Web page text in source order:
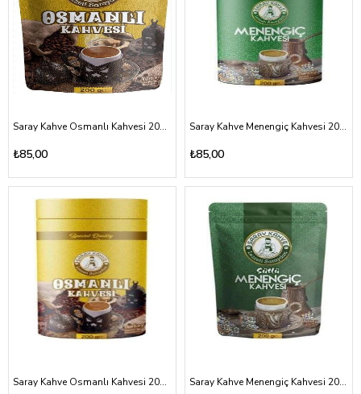
Saray Kahve Osmanlı Kahvesi 200 gr
₺85,00
Saray Kahve Menengiç Kahvesi 200 gr
₺85,00
Saray Kahve Osmanlı Kahvesi 200 gr Saray Kahve Menengiç Kahvesi 200 gr (poşet)